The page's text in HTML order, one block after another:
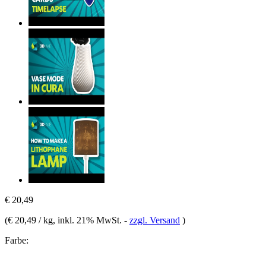
€ 20,49
(€ 20,49 / kg, inkl. 21% MwSt. - zzgl. Versand )
Farbe: